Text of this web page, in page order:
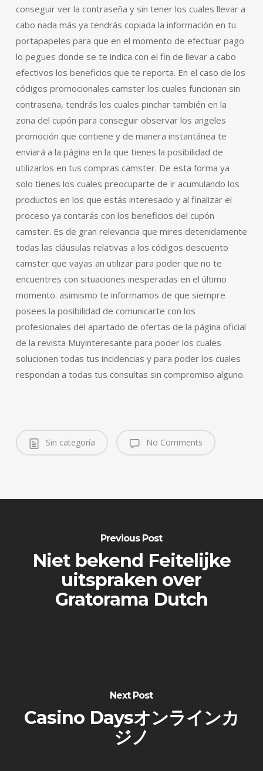
conseguir ver la contraseña y sin tener los cuales llevar a
cabo nada más ya tendrás copiada la información en tu
portapapeles para que en el momento de efectuar pago
lo pegues donde se te indica con el fin de llevar a cabo
efectivos los beneficios que te reporta. En el caso de los
códigos promocionales camster los cuales funcionan sin
contraseña, tendrás los cuales pinchar también en la
zona del cupón para conseguir observar los angeles
promoción que contiene y de manera instantánea te
enviará a la página en la que tienes la posibilidad de
utilizarlos en tus compras camster. De esta forma ya
solo tienes los cuales preocuparte de ir acumulando los
productos en los que estás interesado y al finalizar el
proceso ya contarás con los beneficios del cupón
camster. Es de gran relevancia que mires detenidamente
todas las cláusulas relativas a los códigos descuento
camster que vayas an utilizar para poder que no te
encuentres con situaciones inesperadas en el último
momento. asimismo te informamos de que siempre
posees la posibilidad de comunicarte con los
profesionales del apartado de ofertas de la página oficial
de la revista Muyinteresante para poder los cuales
solucionen todas tus incidencias y para poder los cuales
respondan a todas tus consultas sin compromiso alguno.
Sin categoría No Comments
Previous Post
Niet bekend Feitelijke
uitspraken over
Gratorama Dutch
Next Post
Casino Daysオンラインカ
ジノ